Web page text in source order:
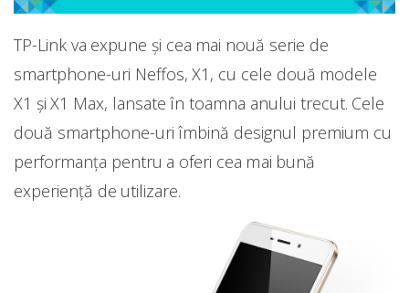
TP-Link va expune și cea mai nouă serie de
smartphone-uri Neffos, X1, cu cele două modele
X1 și X1 Max, lansate în toamna anului trecut. Cele
două smartphone-uri îmbină designul premium cu
performanța pentru a oferi cea mai bună
experiență de utilizare.